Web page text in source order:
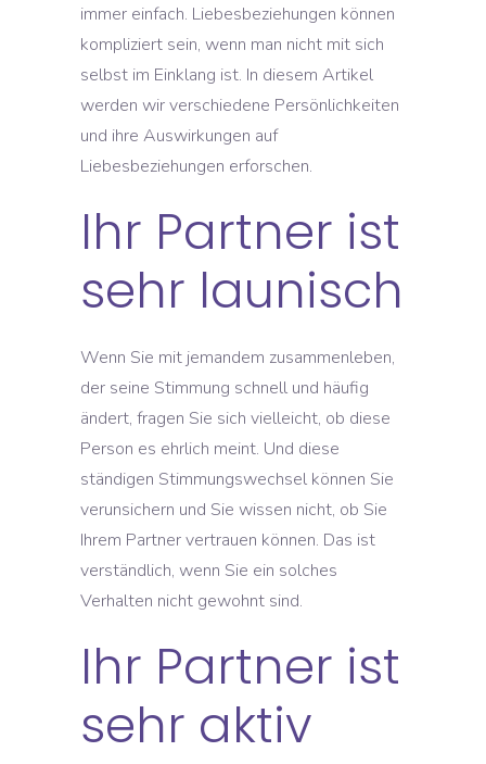
immer einfach. Liebesbeziehungen können
kompliziert sein, wenn man nicht mit sich
selbst im Einklang ist. In diesem Artikel
werden wir verschiedene Persönlichkeiten
und ihre Auswirkungen auf
Liebesbeziehungen erforschen.
Ihr Partner ist
sehr launisch
Wenn Sie mit jemandem zusammenleben,
der seine Stimmung schnell und häufig
ändert, fragen Sie sich vielleicht, ob diese
Person es ehrlich meint. Und diese
ständigen Stimmungswechsel können Sie
verunsichern und Sie wissen nicht, ob Sie
Ihrem Partner vertrauen können. Das ist
verständlich, wenn Sie ein solches
Verhalten nicht gewohnt sind.
Ihr Partner ist
sehr aktiv